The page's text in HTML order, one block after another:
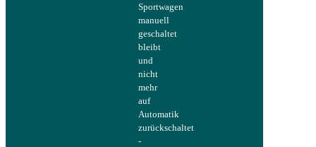
Sportwagen
manuell
geschaltet
bleibt
und
nicht
mehr
auf
Automatik
zurückschaltet
-